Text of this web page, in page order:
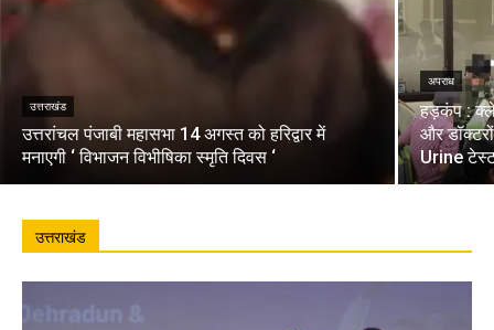
उत्तराखंड
उत्तरांचल पंजाबी महासभा 14 अगस्त को हरिद्वार में
मनाएगी ‘ विभाजन विभीषिका स्मृति दिवस ‘
अपराध
हड़कंप :
और
Urine
उत्तराखंड